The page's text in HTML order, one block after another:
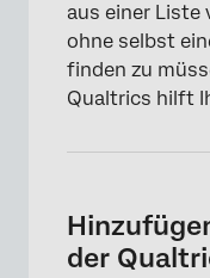
aus einer Liste
ohne selbst
finden zu
Qualtrics hilft
der